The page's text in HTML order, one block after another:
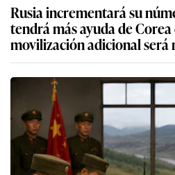
Rusia incrementará su
tendrá más ayuda de
movilización adicional será